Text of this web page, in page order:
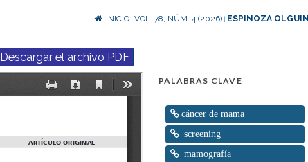
INICIO VOL. 78, NÚM. 4 (2026) ESPINOZA OLGUIN
PALABRAS CLAVE
cáncer de mama
screening
mamografía
Descargar el archivo PDF